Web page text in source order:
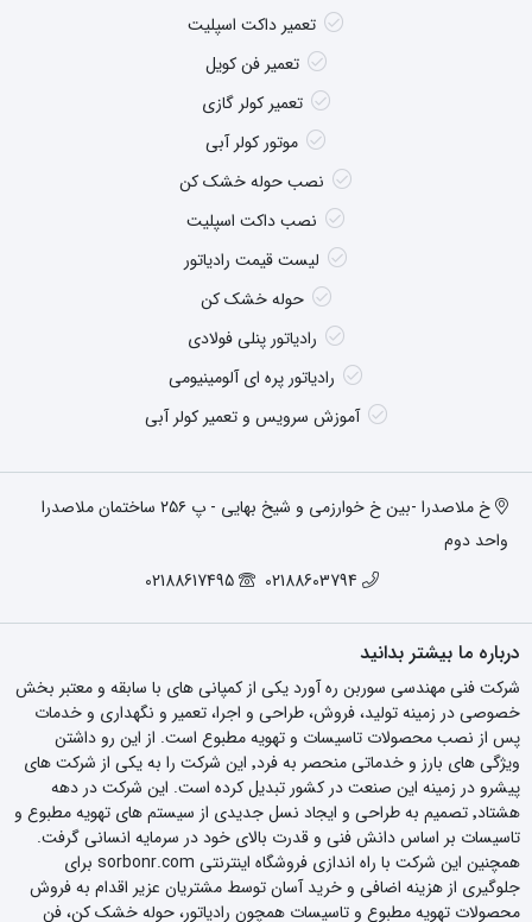
تعمیر داکت اسپلیت
تعمیر فن کویل
تعمیر کولر گازی
موتور کولر آبی
نصب حوله خشک کن
نصب داکت اسپلیت
لیست قیمت رادیاتور
حوله خشک کن
رادیاتور پنلی فولادی
رادیاتور پره ای آلومینیومی
آموزش سرویس و تعمیر کولر آبی
خ ملاصدرا -بین خ خوارزمی و شیخ بهایی - پ ۲۵۶ ساختمان ملاصدرا
واحد دوم
02188603794
02188617495
درباره ما بیشتر بدانید
شرکت فنی مهندسی سوربن ره آورد یکی از کمپانی های با سابقه و معتبر بخش
خصوصی در زمینه تولید، فروش، طراحی و اجرا، تعمیر و نگهداری و خدمات
پس از نصب محصولات تاسیسات و تهویه مطبوع است. از این رو داشتن
ویژگی های بارز و خدماتی منحصر به فرد٬ این شرکت را به یکی از شرکت های
پیشرو در زمینه این صنعت در کشور تبدیل کرده است. این شرکت در دهه
هشتاد٬ تصمیم به طراحی و ایجاد نسل جدیدی از سیستم های تهویه مطبوع و
تاسیسات بر اساس دانش فنی و قدرت بالای خود در سرمایه انسانی گرفت.
همچنین این شرکت با راه اندازی فروشگاه اینترنتی sorbonr.com برای
جلوگیری از هزینه اضافی و خرید آسان توسط مشتریان عزیر اقدام به فروش
محصولات تهویه مطبوع و تاسیسات همچون رادیاتور، حوله خشک کن، فن